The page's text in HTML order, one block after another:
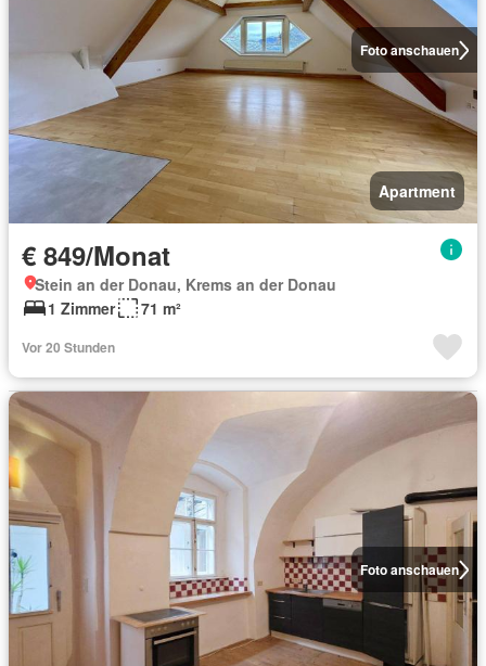
Foto anschauen
Apartment
€ 849/Monat
Stein an der Donau, Krems an der Donau
1 Zimmer
71 m²
Vor 20 Stunden
Foto anschauen